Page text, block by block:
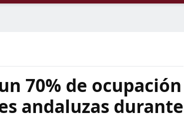
70% de ocupación
andaluzas durante